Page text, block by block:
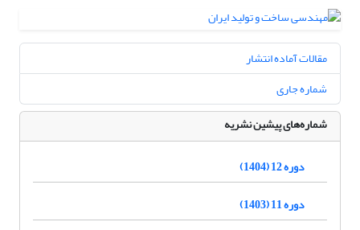
مقالات آماده انتشار
شماره جاری
شماره‌های پیشین نشریه
دوره 12 (1404)
دوره 11 (1403)